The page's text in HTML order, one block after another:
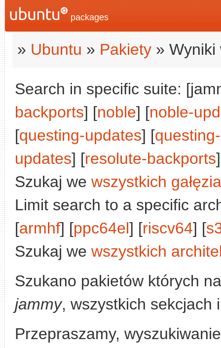
packages
» Ubuntu » Pakiety » Wyniki
Search in specific suite:
backports] [noble] [noble-
[questing-updates] [
updates] [resolute-backports
Szukaj we wszystkich
Limit search to a specific
[armhf] [ppc64el] [riscv64] [
Szukaj we wszystkich
Szukano pakietów których
jammy, wszystkich sekcjach
Przepraszamy,